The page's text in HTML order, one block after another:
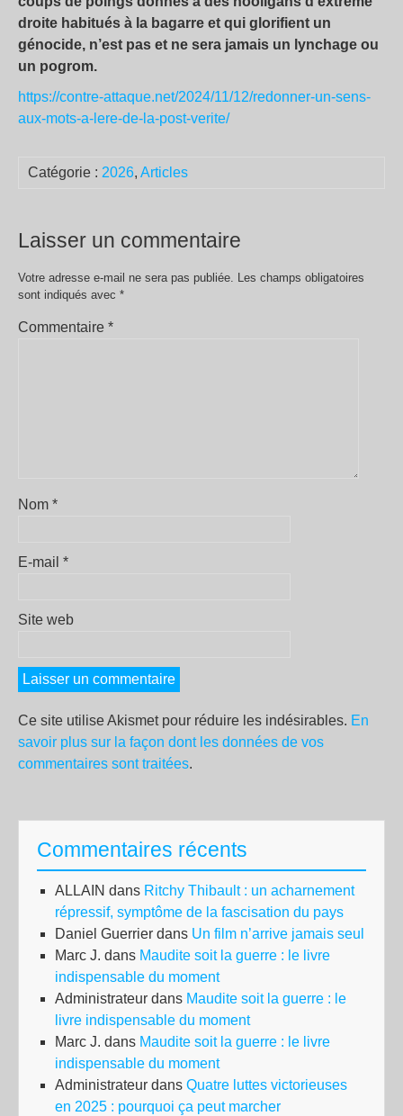
droite habitués à la bagarre et qui glorifient un
génocide, n’est pas et ne sera jamais un lynchage ou
un pogrom.
https://contre-attaque.net/2024/11/12/redonner-un-sens-
aux-mots-a-lere-de-la-post-verite/
Catégorie : 2026, Articles
Laisser un commentaire
Votre adresse e-mail ne sera pas publiée. Les champs obligatoires
sont indiqués avec *
Commentaire *
Nom *
E-mail *
Site web
Ce site utilise Akismet pour réduire les indésirables. En
savoir plus sur la façon dont les données de vos
commentaires sont traitées.
Commentaires récents
ALLAIN dans Ritchy Thibault : un acharnement
répressif, symptôme de la fascisation du pays
Daniel Guerrier dans Un film n’arrive jamais seul
Marc J. dans Maudite soit la guerre : le livre
indispensable du moment
Administrateur dans Maudite soit la guerre : le
livre indispensable du moment
Marc J. dans Maudite soit la guerre : le livre
indispensable du moment
Administrateur dans Quatre luttes victorieuses
en 2025 : pourquoi ça peut marcher